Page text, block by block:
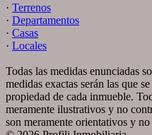
· Terrenos
· Departamentos
· Casas
· Locales
Todas las medidas enunciadas
medidas exactas serán las que
propiedad de cada inmueble.
meramente ilustrativos y no
son meramente orientativos y no